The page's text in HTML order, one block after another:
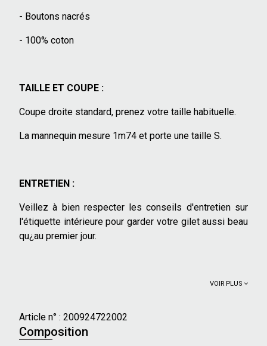
- Boutons nacrés
- 100% coton
TAILLE ET COUPE :
Coupe droite standard, prenez votre taille habituelle.
La mannequin mesure 1m74 et porte une taille S.
ENTRETIEN :
Veillez à bien respecter les conseils d'entretien sur
l'étiquette intérieure pour garder votre gilet aussi beau
qu¿au premier jour.
VOIR PLUS
Article n° : 200924722002
Composition